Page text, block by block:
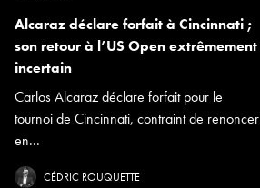
Alcaraz déclare forfait à Cincinnati ;
son retour à l’US Open extrêmement
incertain
Carlos Alcaraz déclare forfait pour le
tournoi de Cincinnati, contraint de renoncer
en...
CÉDRIC ROUQUETTE